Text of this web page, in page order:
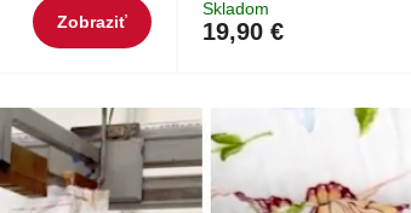
Zobraziť
Skladom
19,90 €